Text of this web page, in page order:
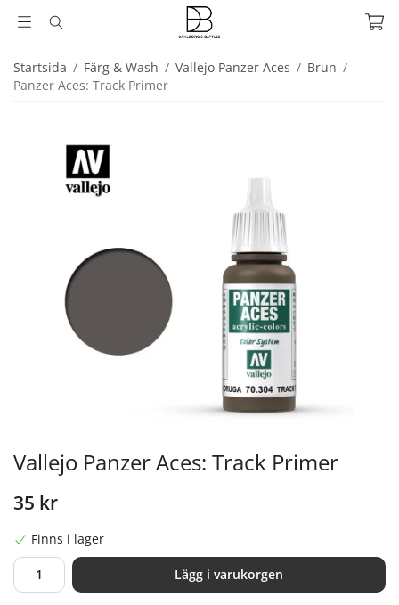
Startsida / Färg & Wash / Vallejo Panzer Aces / Brun /
Panzer Aces: Track Primer
Vallejo Panzer Aces: Track Primer
35 kr
Finns i lager
Lägg i varukorgen